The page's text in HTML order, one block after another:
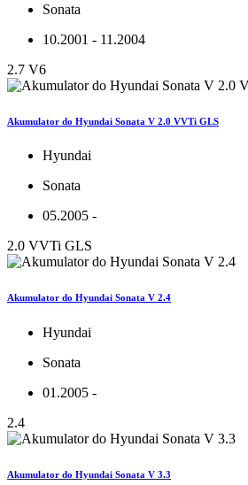
Sonata
10.2001 - 11.2004
2.7 V6
Akumulator do Hyundai Sonata V 2.0 VVTi GLS
Hyundai
Sonata
05.2005 -
2.0 VVTi GLS
Akumulator do Hyundai Sonata V 2.4
Hyundai
Sonata
01.2005 -
2.4
Akumulator do Hyundai Sonata V 3.3